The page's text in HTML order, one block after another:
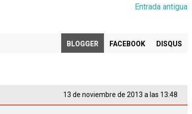
Entrada antigua
BLOGGER FACEBOOK DISQUS
13 de noviembre de 2013 a las 13:48